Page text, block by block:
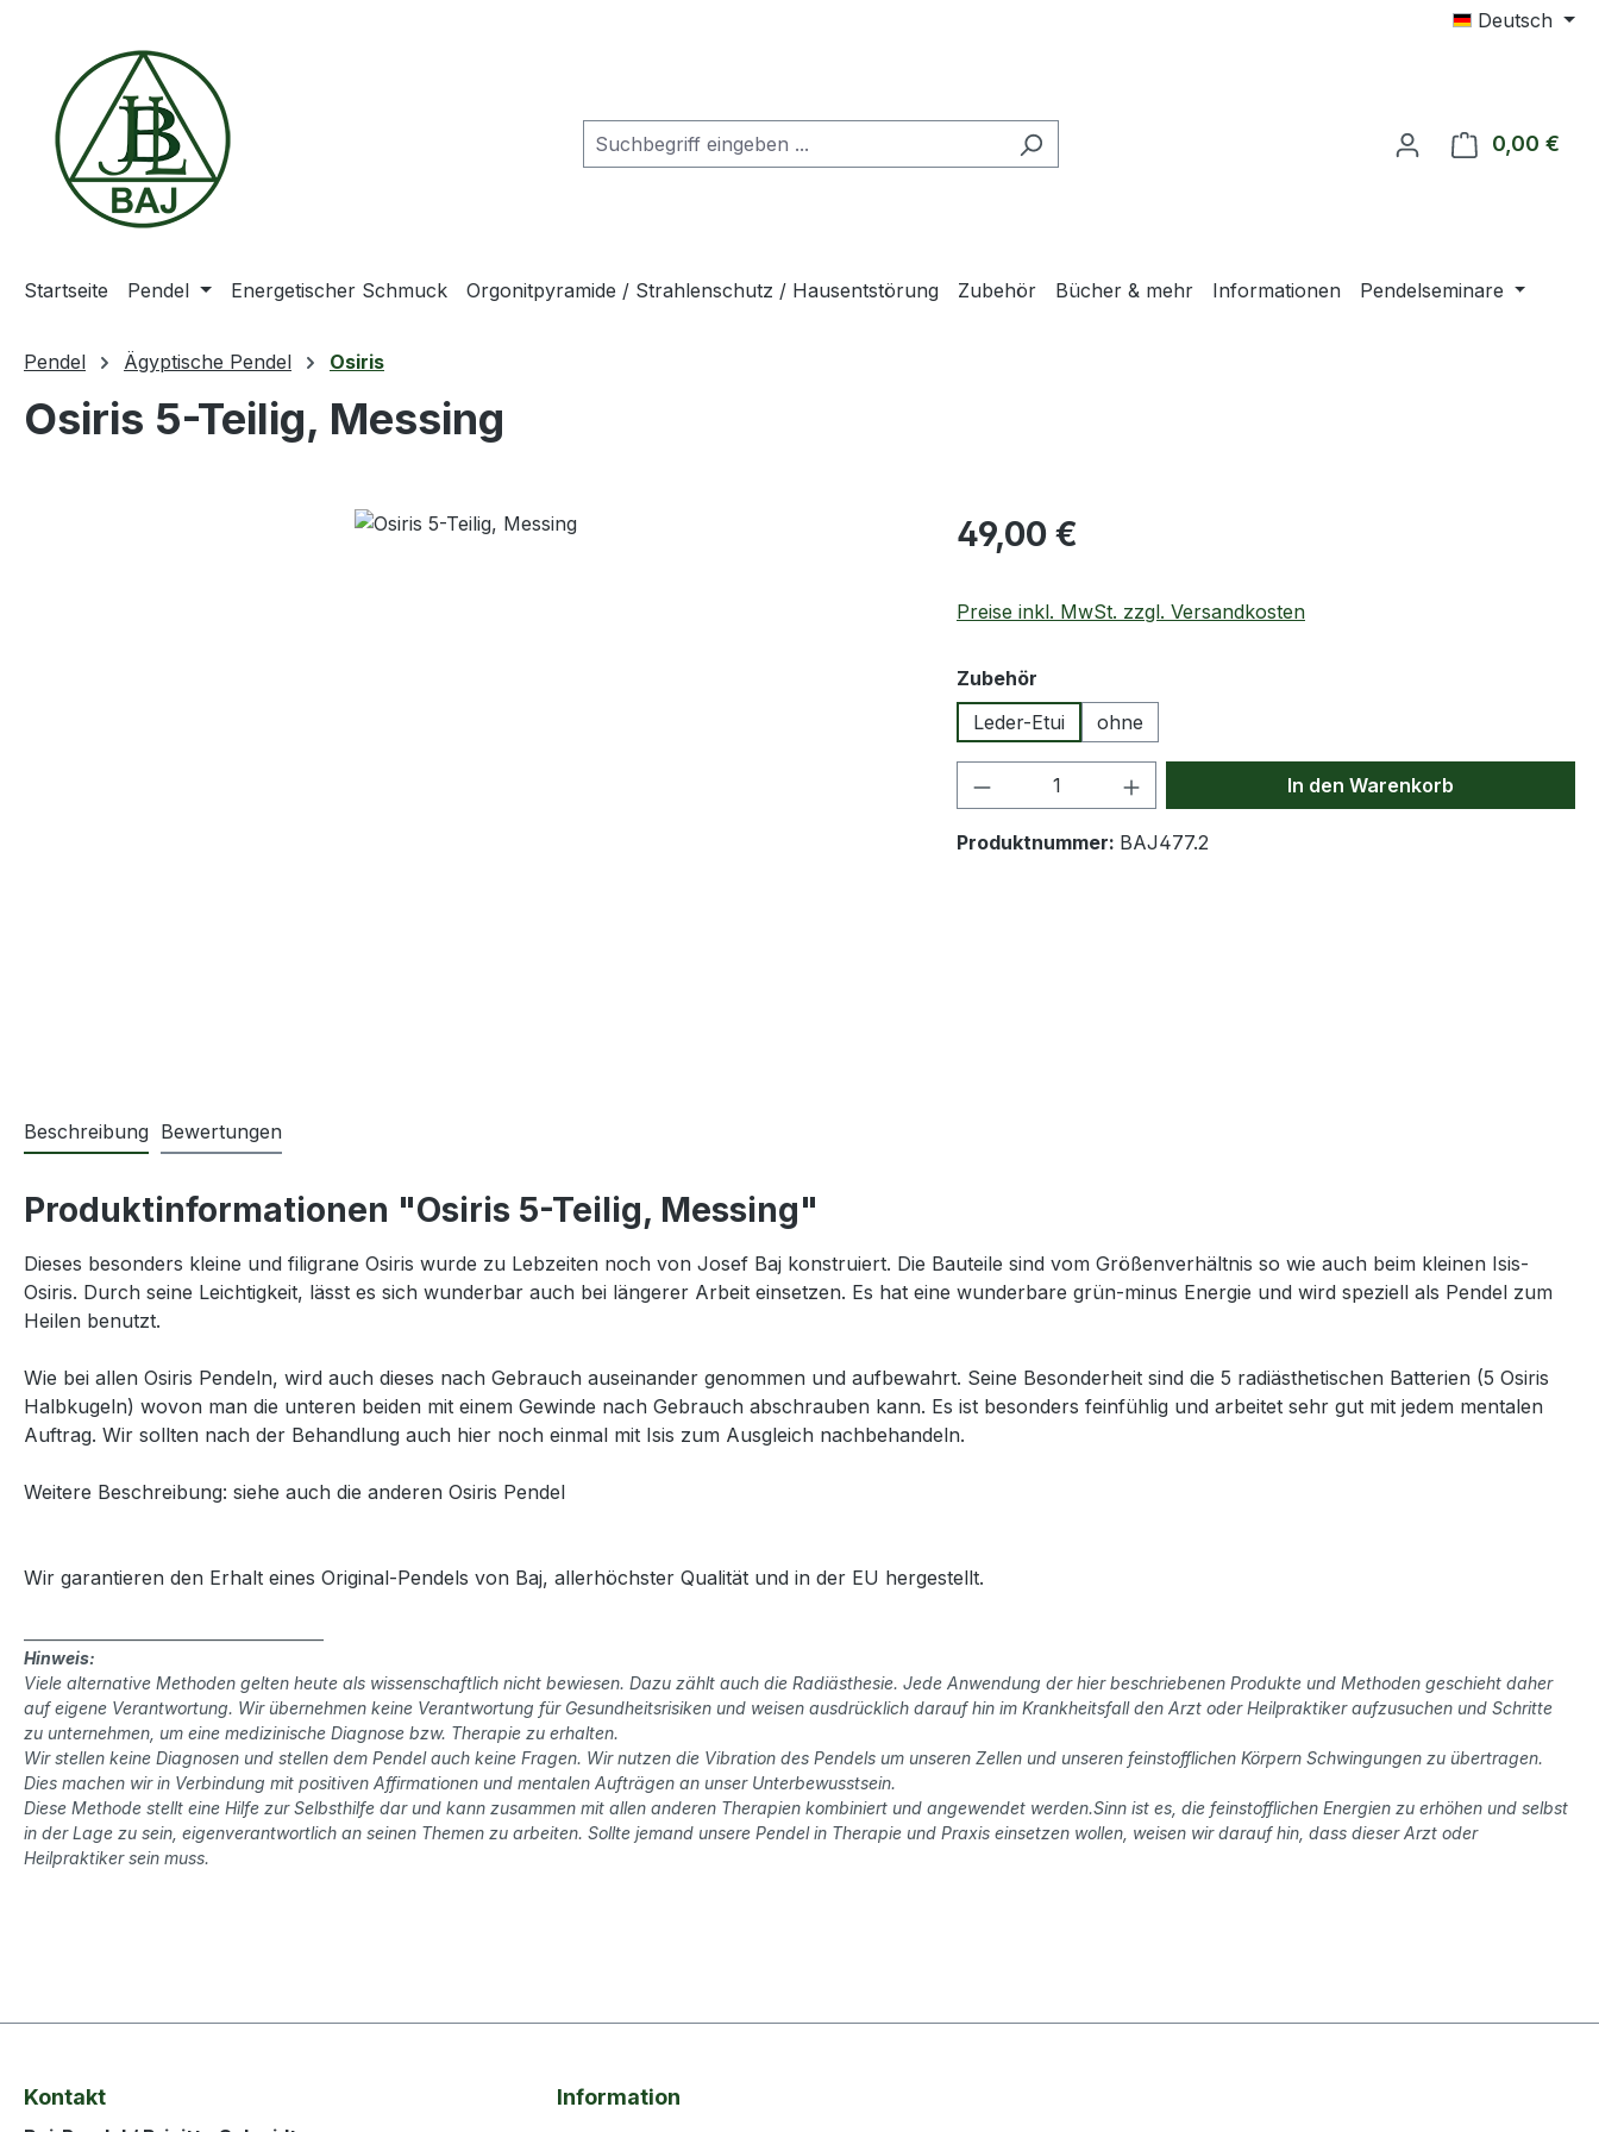
Deutsch
0,00 €
Startseite Pendel Energetischer Schmuck Orgonitpyramide / Strahlenschutz / Hausentstörung Zubehör Bücher & mehr Informationen Pendelseminare
Pendel Ägyptische Pendel Osiris
Osiris 5-Teilig, Messing
Regulärer Preis:
49,00 €
Preise inkl. MwSt. zzgl. Versandkosten
Zubehör
Leder-Etui
ohne
Produkt Anzahl: Gib den gewünschten Wert
In den Warenkorb
Produktnummer: BAJ477.2
Beschreibung Bewertungen
Produktinformationen "Osiris 5-Teilig, Messing"
Dieses besonders kleine und filigrane Osiris wurde zu Lebzeiten noch von Josef Baj konstruiert. Die Bauteile sind vom Größenverhältnis so wie auch beim kleinen Isis-
Osiris. Durch seine Leichtigkeit, lässt es sich wunderbar auch bei längerer Arbeit einsetzen. Es hat eine wunderbare grün-minus Energie und wird speziell als Pendel zum
Heilen benutzt.
Wie bei allen Osiris Pendeln, wird auch dieses nach Gebrauch auseinander genommen und aufbewahrt. Seine Besonderheit sind die 5 radiästhetischen Batterien (5 Osiris
Halbkugeln) wovon man die unteren beiden mit einem Gewinde nach Gebrauch abschrauben kann. Es ist besonders feinfühlig und arbeitet sehr gut mit jedem mentalen
Auftrag. Wir sollten nach der Behandlung auch hier noch einmal mit Isis zum Ausgleich nachbehandeln.
Weitere Beschreibung: siehe auch die anderen Osiris Pendel
Wir garantieren den Erhalt eines Original-Pendels von Baj, allerhöchster Qualität und in der EU hergestellt.
Hinweis:
Viele alternative Methoden gelten heute als wissenschaftlich nicht bewiesen. Dazu zählt auch die Radiästhesie. Jede Anwendung der hier beschriebenen Produkte und Methoden geschieht daher
auf eigene Verantwortung. Wir übernehmen keine Verantwortung für Gesundheitsrisiken und weisen ausdrücklich darauf hin im Krankheitsfall den Arzt oder Heilpraktiker aufzusuchen und Schritte
zu unternehmen, um eine medizinische Diagnose bzw. Therapie zu erhalten.
Wir stellen keine Diagnosen und stellen dem Pendel auch keine Fragen. Wir nutzen die Vibration des Pendels um unseren Zellen und unseren feinstofflichen Körpern Schwingungen zu übertragen.
Dies machen wir in Verbindung mit positiven Affirmationen und mentalen Aufträgen an unser Unterbewusstsein.
Diese Methode stellt eine Hilfe zur Selbsthilfe dar und kann zusammen mit allen anderen Therapien kombiniert und angewendet werden.Sinn ist es, die feinstofflichen Energien zu erhöhen und selbst
in der Lage zu sein, eigenverantwortlich an seinen Themen zu arbeiten. Sollte jemand unsere Pendel in Therapie und Praxis einsetzen wollen, weisen wir darauf hin, dass dieser Arzt oder
Heilpraktiker sein muss.
Kontakt Information